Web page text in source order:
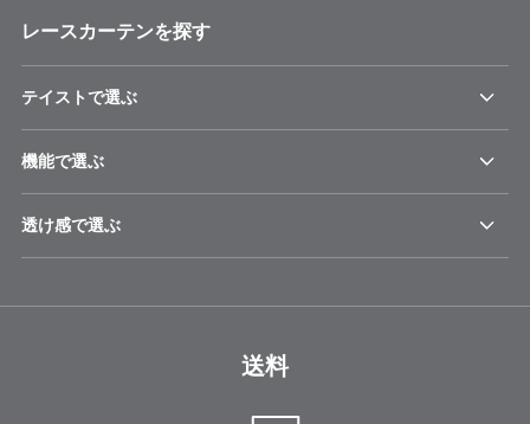
レースカーテンを探す
テイストで選ぶ
機能で選ぶ
透け感で選ぶ
送料